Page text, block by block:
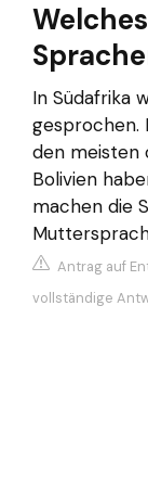
In Südafrika
gesprochen.
den meisten
Bolivien
machen die
Antrag auf
vollständige